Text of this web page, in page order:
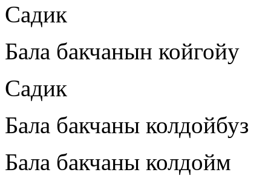
Садик
Бала бакчанын койгойу
Садик
Бала бакчаны колдойбуз
Бала бакчаны колдойм